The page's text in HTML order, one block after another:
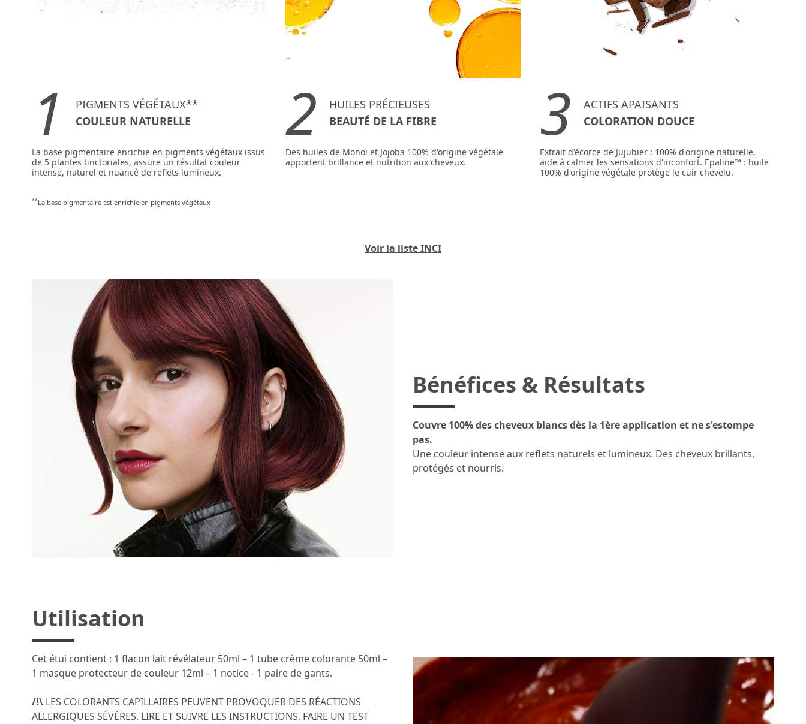
1
PIGMENTS VÉGÉTAUX**
COULEUR NATURELLE
La base pigmentaire enrichie en pigments végétaux issus
de 5 plantes tinctoriales, assure un résultat couleur
intense, naturel et nuancé de reflets lumineux.
2
HUILES PRÉCIEUSES
BEAUTÉ DE LA FIBRE
Des huiles de Monoï et Jojoba 100% d'origine végétale
apportent brillance et nutrition aux cheveux.
3
ACTIFS APAISANTS
COLORATION DOUCE
Extrait d'écorce de Jujubier : 100% d'origine naturelle,
aide à calmer les sensations d'inconfort. Epaline™ : huile
100% d'origine végétale protège le cuir chevelu.
**La base pigmentaire est enrichie en pigments végétaux
Voir la liste INCI
Bénéfices & Résultats
Couvre 100% des cheveux blancs dès la 1ère application et ne s'estompe
pas.
Une couleur intense aux reflets naturels et lumineux. Des cheveux brillants,
protégés et nourris.
Utilisation
Cet étui contient : 1 flacon lait révélateur 50ml – 1 tube crème colorante 50ml –
1 masque protecteur de couleur 12ml – 1 notice - 1 paire de gants.
/!\ LES COLORANTS CAPILLAIRES PEUVENT PROVOQUER DES RÉACTIONS
ALLERGIQUES SÉVÈRES. LIRE ET SUIVRE LES INSTRUCTIONS. FAIRE UN TEST